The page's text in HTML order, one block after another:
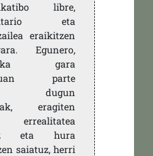
libre,
eta
eraikitzen
Egunero,
gara
parte
dugun
eragiten
errealitatea
eta hura
saiatuz, herri